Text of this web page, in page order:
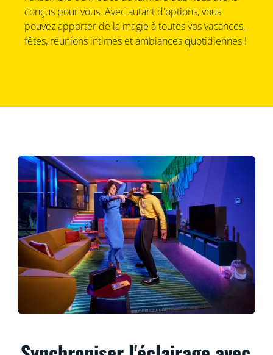
conçus pour vous. Avec autant d'options, vous
pouvez apporter de la magie à toutes vos vacances,
fêtes, réunions intimes et ambiances quotidiennes !